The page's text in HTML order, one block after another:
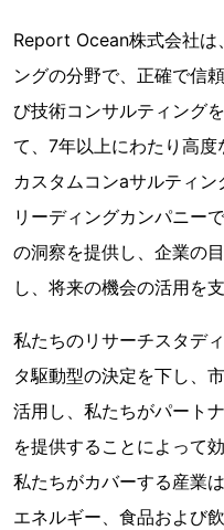
Report Ocean株式会社は
ングの分野で、正確で信
び技術コンサルティング
て、7年以上にわたり高度
カスタムコンaサルティ
リーディングカンパニー
の洞察を提供し、企業の
し、将来の機会の活用を支
私たちのリサーチスタデ
タ駆動型の決定を下し、
活用し、私たちがパート
を提供することによって
私たちがカバーする産業
エネルギー、食品および